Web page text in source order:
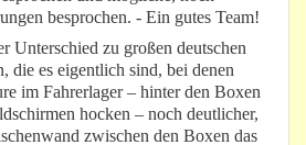
besprochen. - Ein gutes Team!
Unterschied zu großen deutschen
die es eigentlich sind, bei denen
im Fahrerlager – hinter den Boxen
hocken – noch deutlicher,
zwischen den Boxen das